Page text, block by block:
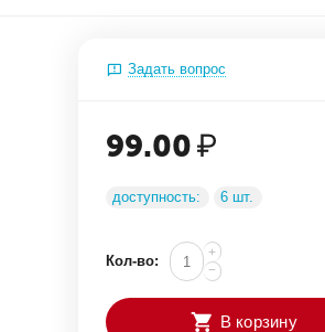
Задать вопрос
99.00₽
доступность: 6 шт.
Кол-во:
+
−
В корзину